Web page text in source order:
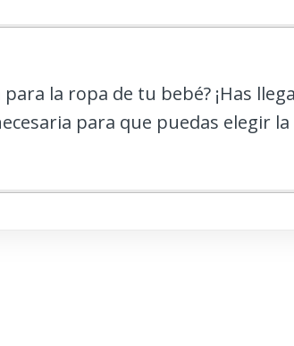
la ropa de tu bebé? ¡Has
para que puedas elegir